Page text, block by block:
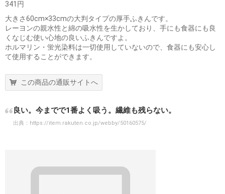
341円
大きさ60cm×33cmの大判タイプの厚手ふきんです。
レーヨンの親水性と綿の吸水性を生かしており、手にも食器にも良
くなじむ使い心地の良いふきんですよ。
ホルマリン・蛍光染料は一切使用していないので、食器にも安心し
て使用することができます。
この商品の通販サイトへ
良い。今までで1番よく吸う。繊維も残らない。
出典： https://item.rakuten.co.jp/webby/50160575/